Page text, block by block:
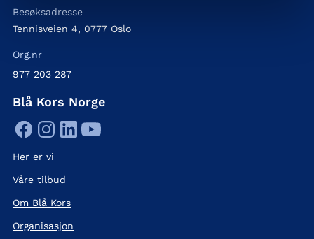
Besøksadresse
Tennisveien 4, 0777 Oslo
Org.nr
977 203 287
Blå Kors Norge
Her er vi
Våre tilbud
Om Blå Kors
Organisasjon